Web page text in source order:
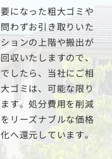
になった粗大ゴミや
わずお引き取りいた
ョンの上階や搬出が
収いたしますので、
したら、当社にご相
ゴミは、可能な限り
す。処分費用を削減
リーズナブルな価格
へ還元しています。